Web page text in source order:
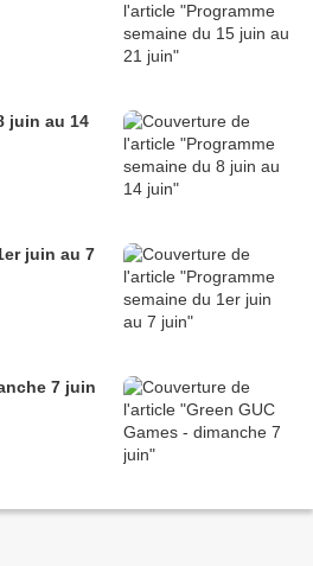
juin au 14
juin au 7
7 juin